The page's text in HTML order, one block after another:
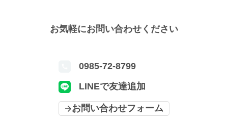
お気軽にお問い合わせください
0985-72-8799
LINEで友達追加
お問い合わせフォーム